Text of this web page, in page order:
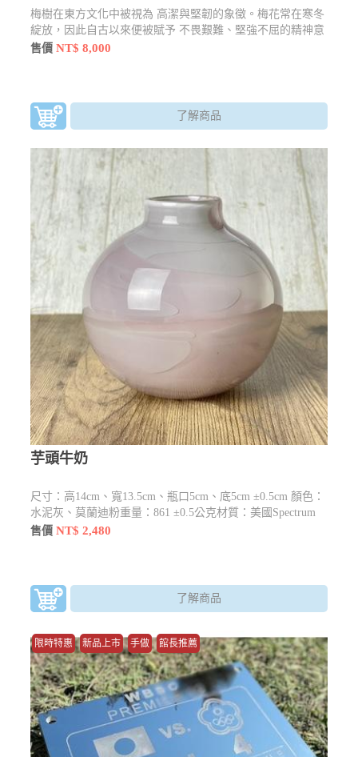
梅樹在東方文化中被視為 高潔與堅韌的象徵。梅花常在寒冬
綻放，因此自古以來便被賦予 不畏艱難、堅強不屈的精神意
涵。在傳統文化中，梅花與 蘭、竹、菊並稱為「四君子」，
未來。
售價NT$ 8,000
了解商品
芋頭牛奶
尺寸：高14cm、寬13.5cm、瓶口5cm、底5cm ±0.5cm 顏色：
水泥灰、莫蘭迪粉重量：861 ±0.5公克材質：美國Spectrum
Glass 96Na20鈉玻璃此作品為全手工吹製，照片即為此實
氣來撐大玻璃體，吹出所需大小的中空形體，並加以塑形的
玻璃製作方式，純正台灣生產製作。
售價NT$ 2,480
了解商品
限時特惠 新品上市 手做 館長推薦